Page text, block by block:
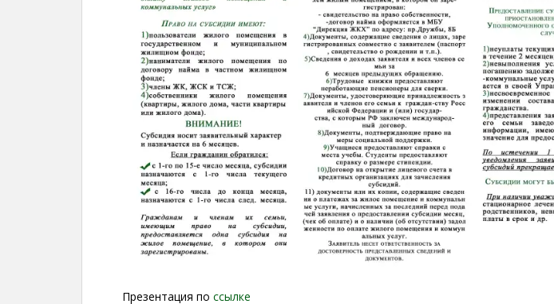
Презентация по ссылке